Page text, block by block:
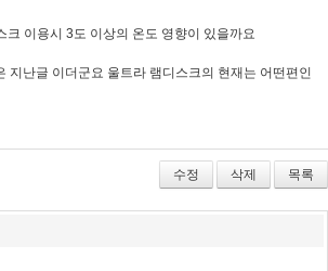
이용시 3도 이상의 온도 영향이 있을까요
난글 이더군요 울트라 램디스크의 현재는 어떤편인
수정 삭제 목록